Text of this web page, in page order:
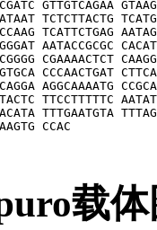
GTTGTCAGAA
TCTCTTACTG
TCATTCTGAG
AATACCGCGC
CGAAAACTCT
CCCAACTGAT
AGGCAAAATG
TTCCTTTTTC
TTTGAATGTA
CCAC
载